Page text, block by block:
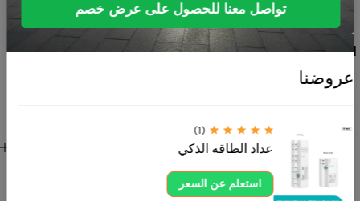
تواصل معنا للحصول على عرض خصم
عروضنا
(1)
عداد الطاقه الذكي
استعلم عن السعر
الشمسية،
الإضاءة الداخلية
والخارجية،
المنتجات
الصوتيات،
المستشعرات
والقواطع. نوفر
منتجات عالية